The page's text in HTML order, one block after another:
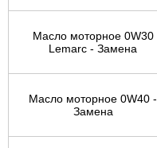
Масло моторное 0W30
Lemarc - Замена
Масло моторное 0W40 -
Замена